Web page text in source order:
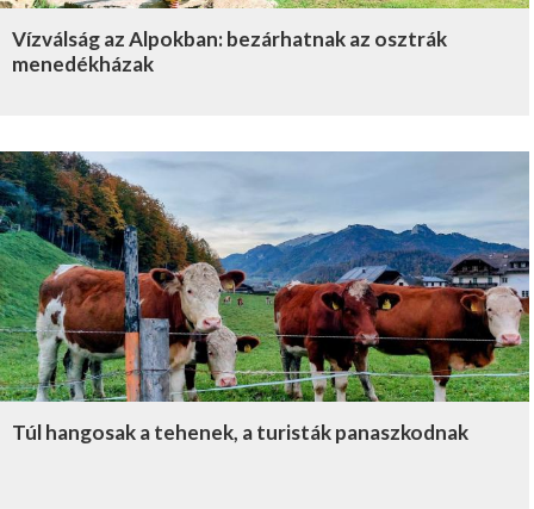
Vízválság az Alpokban: bezárhatnak az osztrák
menedékházak
Túl hangosak a tehenek, a turisták panaszkodnak